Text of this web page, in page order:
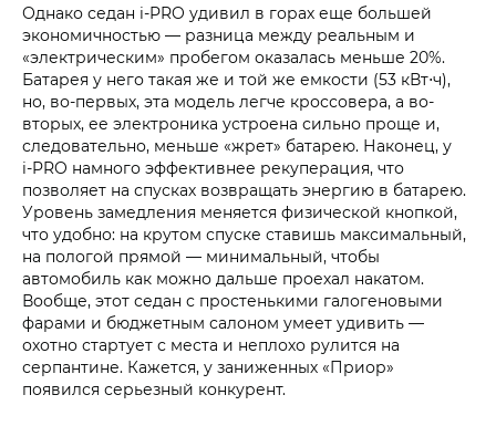
Однако седан i‑PRO удивил в горах еще большей
экономичностью — разница между реальным и
«электрическим» пробегом оказалась меньше 20%.
Батарея у него такая же и той же емкости (53 кВт⋅ч),
но, во-первых, эта модель легче кроссовера, а во-
вторых, ее электроника устроена сильно проще и,
следовательно, меньше «жрет» батарею. Наконец, у
i‑PRO намного эффективнее рекуперация, что
позволяет на спусках возвращать энергию в батарею.
Уровень замедления меняется физической кнопкой,
что удобно: на крутом спуске ставишь максимальный,
на пологой прямой — минимальный, чтобы
автомобиль как можно дальше проехал накатом.
Вообще, этот седан с простенькими галогеновыми
фарами и бюджетным салоном умеет удивить —
охотно стартует с места и неплохо рулится на
серпантине. Кажется, у заниженных «Приор»
появился серьезный конкурент.